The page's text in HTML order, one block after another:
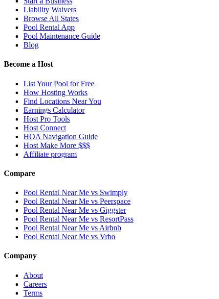
Liability Waivers
Browse All States
Pool Rental App
Pool Maintenance Guide
Blog
Become a Host
List Your Pool for Free
How Hosting Works
Find Locations Near You
Earnings Calculator
Host Pro Tools
Host Connect
HOA Navigation Guide
Host Make More $$$
Affiliate program
Compare
Pool Rental Near Me vs Swimply
Pool Rental Near Me vs Peerspace
Pool Rental Near Me vs Giggster
Pool Rental Near Me vs ResortPass
Pool Rental Near Me vs Airbnb
Pool Rental Near Me vs Vrbo
Company
About
Careers
Terms